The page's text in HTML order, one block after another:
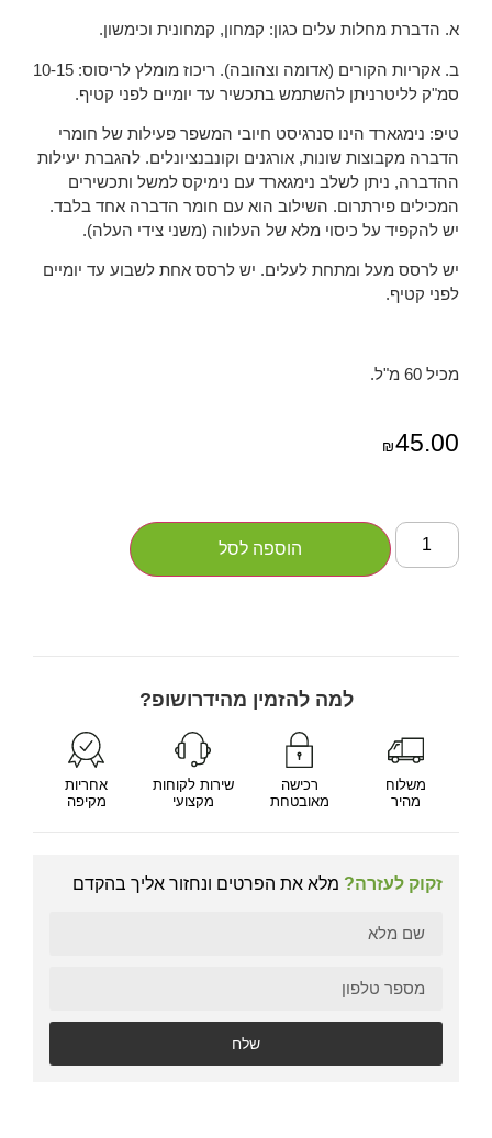
א. הדברת מחלות עלים כגון: קמחון, קמחונית וכימשון.
ב. אקריות הקורים (אדומה וצהובה). ריכוז מומלץ לריסוס: 10-15
סמ"ק לליטרניתן להשתמש בתכשיר עד יומיים לפני קטיף.
טיפ: נימגארד הינו סנרגיסט חיובי המשפר פעילות של חומרי
הדברה מקבוצות שונות, אורגנים וקונבנציונלים. להגברת יעילות
ההדברה, ניתן לשלב נימגארד עם נימיקס למשל ותכשירים
המכילים פירתרום. השילוב הוא עם חומר הדברה אחד בלבד.
יש להקפיד על כיסוי מלא של העלווה (משני צידי העלה).
יש לרסס מעל ומתחת לעלים. יש לרסס אחת לשבוע עד יומיים
לפני קטיף.
מכיל 60 מ"ל.
₪45.00
הוספה לסל
למה להזמין מהידרושופ?
משלוח
מהיר
רכישה
מאובטחת
שירות לקוחות
מקצועי
אחריות
מקיפה
זקוק לעזרה? מלא את הפרטים ונחזור אליך בהקדם
שלח